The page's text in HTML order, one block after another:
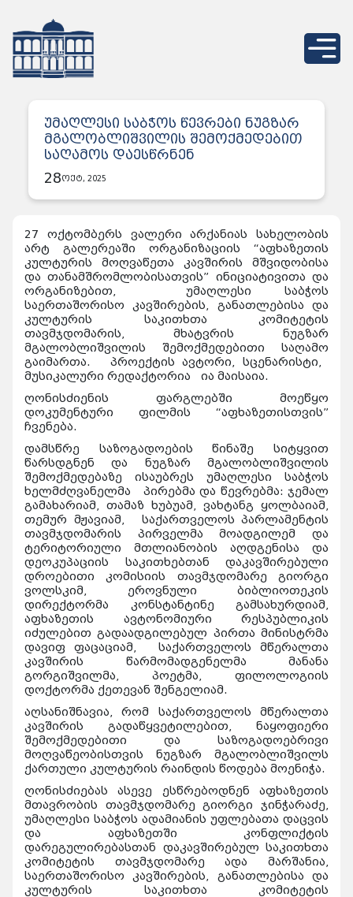
უმაღლესი საბჭოს წევრები ნუგზარ
მგალობლიშვილის შემოქმედებით
საღამოს დაესწრნენ
28ოქტ, 2025
27 ოქტომბერს ვალერი არქანიას სახელობის
არტ გალერეაში ორგანიზაციის “აფხაზეთის
კულტურის მოღვაწეთა კავშირის მშვიდობისა
და თანამშრომლობისათვის” ინიციატივითა და
ორგანიზებით, უმაღლესი საბჭოს
საერთაშორისო კავშირების, განათლებისა და
კულტურის საკითხთა კომიტეტის
თავმჯდომარის, მხატვრის ნუგზარ
მგალობლიშვილის შემოქმედებითი საღამო
გაიმართა. პროექტის ავტორი, სცენარისტი,
მუსიკალური რედაქტორია ია მაისაია.
ღონისძიენის ფარგლებში მოეწყო
დოკუმენტური ფილმის “აფხაზეთისთვის”
ჩვენება.
დამსწრე საზოგადოების წინაშე სიტყვით
წარსდგნენ და ნუგზარ მგალობლიშვილის
შემოქმედებაზე ისაუბრეს უმაღლესი საბჭოს
ხელმძღვანელმა პირებმა და წევრებმა: ჯემალ
გამახარიამ, თამაზ ხუბუამ, ვახტანგ ყოლბაიამ,
თემურ მჟავიამ, საქართველოს პარლამენტის
თავმჯდომარის პირველმა მოადგილემ და
ტერიტორიული მთლიანობის აღდგენისა და
დეოკუპაციის საკითხებთან დაკავშირებული
დროებითი კომისიის თავმჯდომარე გიორგი
ვოლსკიმ, ეროვნული ბიბლიოთეკის
დირექტორმა კონსტანტინე გამსახურდიამ,
აფხაზეთის ავტონომიური რესპუბლიკის
იძულებით გადაადგილებულ პირთა მინისტრმა
დავიფ ფაცაციამ, საქართველოს მწერალთა
კავშირის წარმომადგენელმა მანანა
გორგიშვილმა, პოეტმა, ფილოლოგიის
დოქტორმა ქეთევან შენგელიამ.
აღსანიშნავია, რომ საქართველოს მწერალთა
კავშირის გადაწყვეტილებით, ნაყოფიერი
შემოქმედებითი და საზოგადოებრივი
მოღვაწეობისთვის ნუგზარ მგალობლიშვილს
ქართული კულტურის რაინდის წოდება მოენიჭა.
ღონისძიებას ასევე ესწრებოდნენ აფხაზეთის
მთავრობის თავმჯდომარე გიორგი ჯინჭარაძე,
უმაღლესი საბჭოს ადამიანის უფლებათა დაცვის
და აფხაზეთში კონფლიქტის
დარეგულირებასთან დაკავშირებულ საკითხთა
კომიტეტის თავმჯდომარე ადა მარშანია,
საერთაშორისო კავშირების, განათლებისა და
კულტურის საკითხთა კომიტეტის